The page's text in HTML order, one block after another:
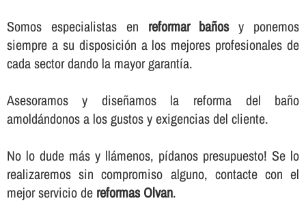
Somos especialistas en reformar bañosy ponemos
siempre a su disposición a los mejores profesionales de
cada sector dando la mayor garantí­a.
Asesoramos y diseñamos la reforma del baño
amoldándonos a los gustos y exigencias del cliente.
No lo dude más y llámenos, pí­danos presupuesto! Se lo
realizaremos sin compromiso alguno, contacte con el
mejor servicio de reformas Olvan.